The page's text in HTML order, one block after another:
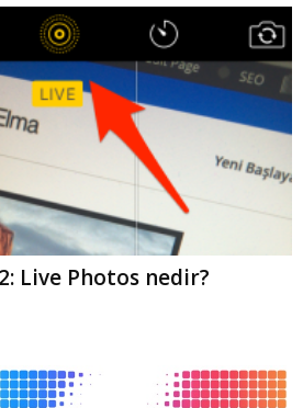
Live Photos nedir?